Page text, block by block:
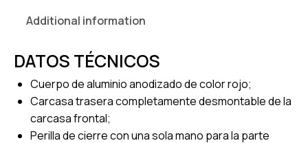
Additional information
DATOS TÉCNICOS
Cuerpo de aluminio anodizado de color rojo;
Carcasa trasera completamente desmontable de la
carcasa frontal;
Perilla de cierre con una sola mano para la parte